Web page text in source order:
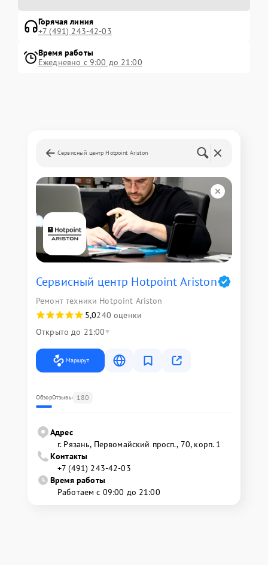
Горячая линия
+7 (491) 243-42-03
Время работы
Ежедневно с 9:00 до 21:00
Сервисный центр Hotpoint Ariston
Сервисный центр Hotpoint Ariston
Ремонт техники Hotpoint Ariston
5,0240 оценки
Открыто до 21:00
Маршрут
ОбзорОтзывы 180
Адрес
г. Рязань, Первомайский просп., 70, корп. 1
Контакты
+7 (491) 243-42-03
Время работы
Работаем с 09:00 до 21:00